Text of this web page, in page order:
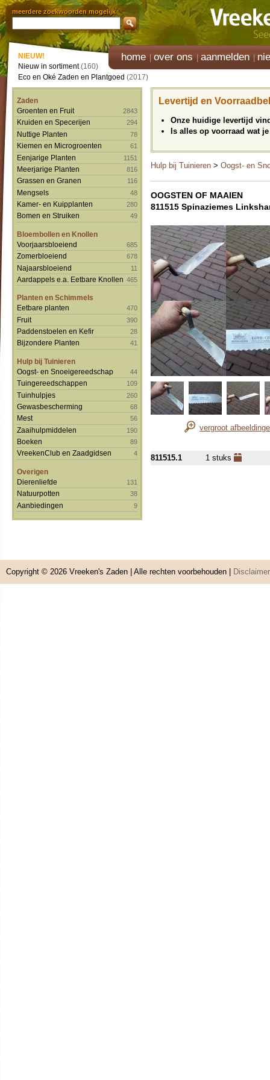
meerdere zoekwoorden mogelijk
home over ons aanmelden
NIEUW!
Nieuw in sortiment(160)
Eco en Oké Zaden en Plantgoed (2017)
Zaden
Groenten en Fruit
2843
Kruiden en Specerijen 294
Nuttige Planten 78
Kiemen en Microgroenten 61
Eenjarige Planten 1151
Meerjarige Planten 816
Grassen en Granen 116
Mengsels 48
Kamer- en Kuipplanten 280
Bomen en Struiken 49
Bloembollen en Knollen
Voorjaarsbloeiend
685
Zomerbloeiend 678
Najaarsbloeiend 11
Aardappels e.a. Eetbare Knollen 465
Planten en Schimmels
Eetbare planten
470
Fruit 390
Paddenstoelen en Kefir 28
Bijzondere Planten 41
Hulp bij Tuinieren
Oogst- en Snoeigereedschap
44
Tuingereedschappen 109
Tuinhulpjes 260
Gewasbescherming 68
Mest 56
Zaaihulpmiddelen 190
Boeken 89
VreekenClub en Zaadgidsen 4
Overigen
Dierenliefde
131
Natuurpotten 38
Aanbiedingen 9
Levertijd en
Onze huidige levertijd
Is alles op voorraad wat
Hulp bij Tuinieren > Oogst- en
OOGSTEN OF MAAIEN
811515 Spinaziemes
vergroot
811515.1 1 stuks
Copyright © 2026 Vreeken's Zaden | Alle rechten voorbehouden | Disclaimer